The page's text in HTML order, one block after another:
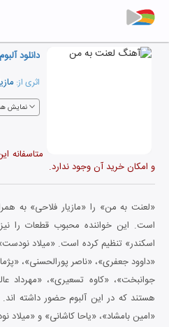
دانلود آلبوم
اثری از:
نمایش
متاسفانه
و امکان خرید آن وجود ندارد.
«لعنت به من» را «مازیار فلاحی» به
است. این خواننده محبوب قطعات را
اسکندر» تنظیم کرده است. «میلاد
«داوود جعفری»، «ناصر پورالحسنی»،
جوانبخت»، «کاوه تسعیری»، «مهرداد
هستند که در این آلبوم حضور داشته اند.
«امین بامشاد»، «یاحا کاشانی» و